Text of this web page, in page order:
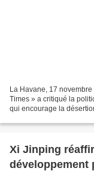
La Havane, 17
Times » a critiqué la
qui encourage la
Xi Jinping
développement